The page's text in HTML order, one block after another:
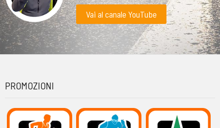
Vai al canale YouTube
PROMOZIONI